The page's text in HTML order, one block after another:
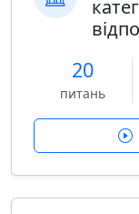
20
питань